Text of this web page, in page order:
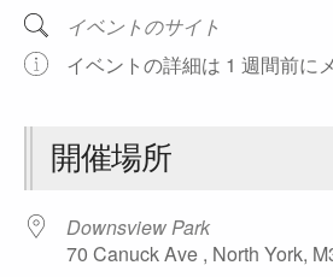
イベントのサイト
イベントの詳細は 1 週間前に
開催場所
Downsview Park
70 Canuck Ave , North York,